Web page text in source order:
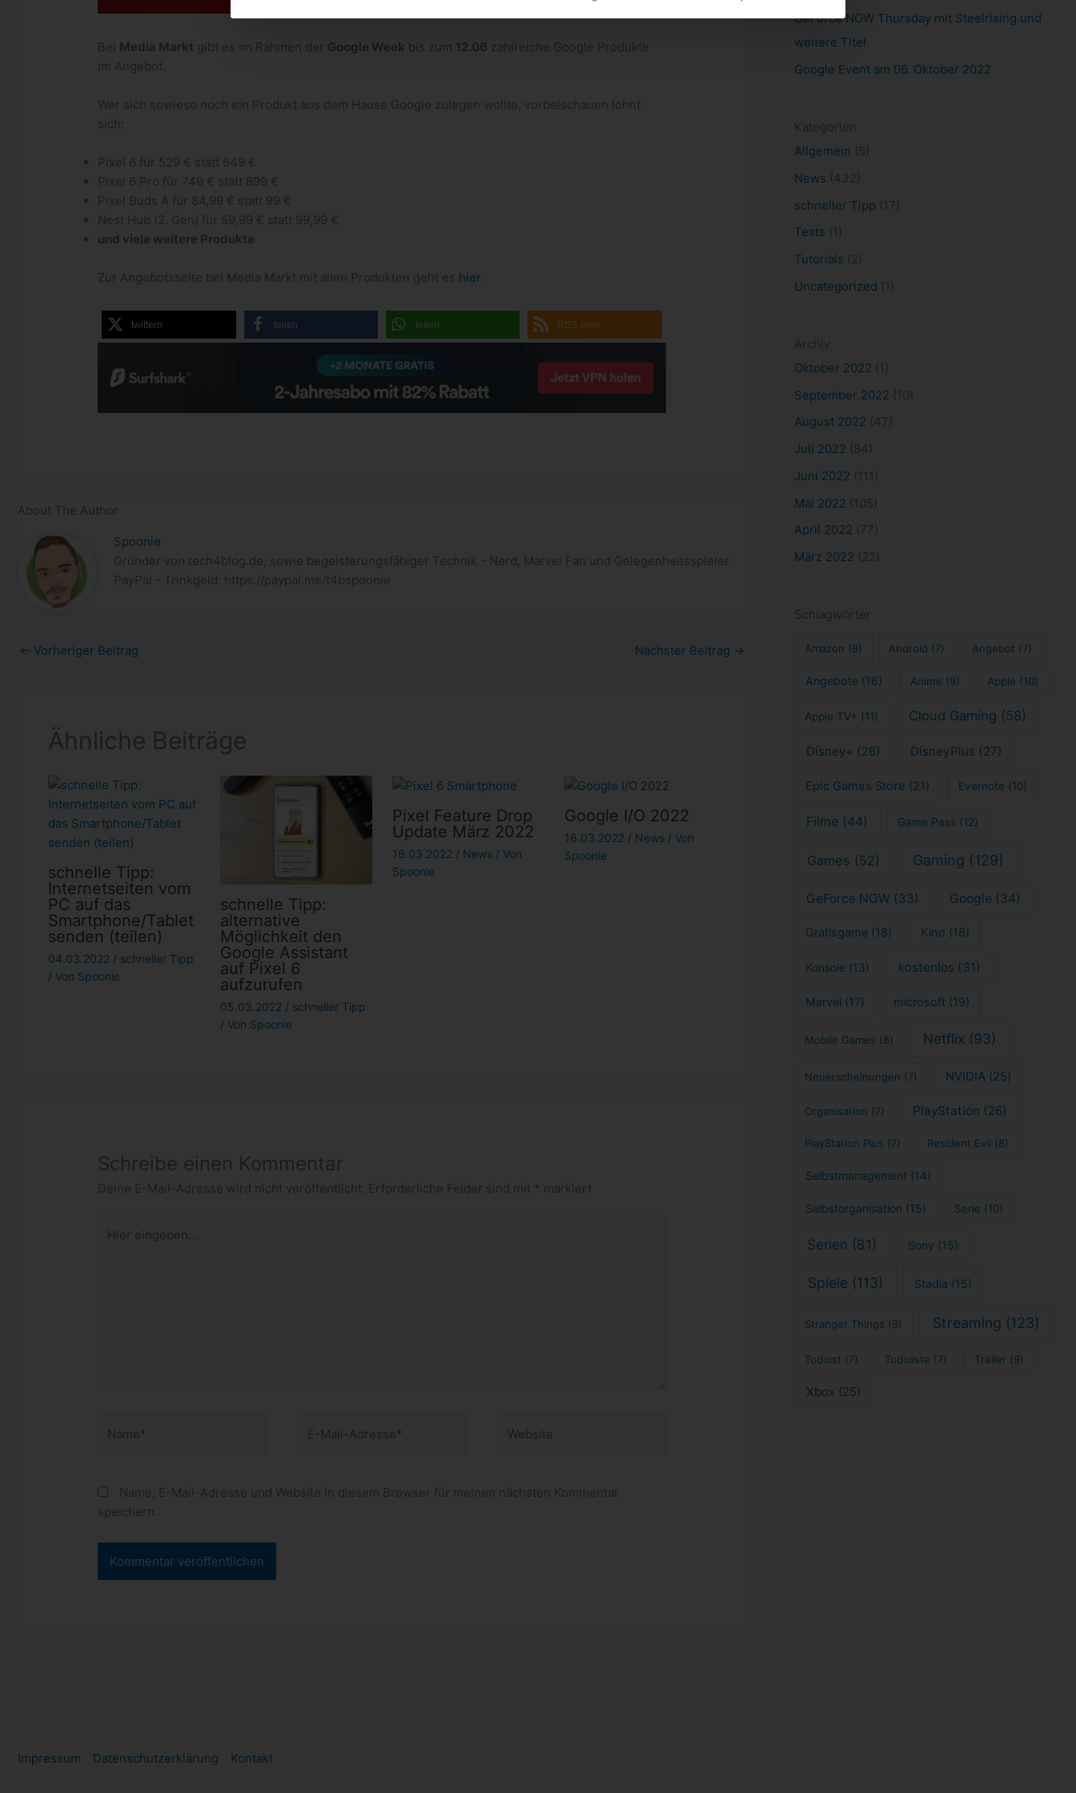
Bei Media Markt gibt es im Rahmen der Google Week bis zum 12.06 zahlreiche Google Produkte
im Angebot.
Wer sich sowieso noch ein Produkt aus dem Hause Google zulegen wollte, vorbeischauen lohnt
sich:
Pixel 6 für 529 € statt 649 €
Pixel 6 Pro für 749 € statt 899 €
Pixel Buds A für 84,99 € statt 99 €
Nest Hub (2. Gen) für 59,99 € statt 99,99 €
und viele weitere Produkte
Zur Angebotsseite bei Media Markt mit allen Produkten geht es hier
twittern teilen teilen RSS-feed
About The Author
Spoonie
Gründer von tech4blog.de, sowie begeisterungsfähiger Technik - Nerd, Marvel Fan und Gelegenheitsspieler.
PayPal - Trinkgeld: https://paypal.me/t4bspoonie
← Vorheriger Beitrag Nächster Beitrag →
Ähnliche Beiträge
schnelle Tipp:
Internetseiten vom
PC auf das
Smartphone/Tablet
senden (teilen)
04.03.2022 / schneller Tipp
/ Von Spoonie
schnelle Tipp:
alternative
Möglichkeit den
Google Assistant
auf Pixel 6
aufzurufen
05.03.2022 / schneller Tipp
/ Von Spoonie
Pixel Feature Drop
Update März 2022
16.03.2022 / News/ Von
Spoonie
Google I/O 2022
16.03.2022 / News/ Von
Spoonie
Schreibe einen Kommentar
Deine E-Mail-Adresse wird nicht veröffentlicht. Erforderliche Felder sind mit * markiert
eingeben…
Mail-
Name, E-Mail-Adresse und Website in diesem Browser für meinen nächsten Kommentar
speichern.
GeForce NOW Thursday mit Steelrising und
weitere Titel
Google Event am 06. Oktober 2022
Allgemein
News
schneller Tipp
Tests
Tutorials
Uncategorized
Oktober 2022
September 2022
August 2022
Juli 2022
Juni 2022
Mai 2022
April 2022
März 2022
Amazon (8) Android (7) Angebot (7)
Angebote(16) Anime (9) Apple (10)
Apple TV+ (11) Cloud Gaming (58)
Disney+ (26) DisneyPlus (27)
Epic Games Store (21) Evernote (10)
Filme (44) Game Pass (12)
Games (52) Gaming (129)
GeForce NOW (33) Google (34)
Gratisgame (18) Kino (18)
Konsole (13) kostenlos (31)
Marvel (17) microsoft (19)
Mobile Games (8) Netflix (93)
Neuerscheinungen (7) NVIDIA (25)
Organisation (7) PlayStation (26)
PlayStation Plus (7) Resident Evil (8)
Selbstmanagement (14)
Selbstorganisation (15) Serie (10)
Serien (81) Sony (15)
Spiele (113) Stadia (15)
Stranger Things (8) Streaming (123)
Todoist (7) Todoliste (7) Trailer (9)
Xbox (25)
Impressum Datenschutzerklärung Kontakt